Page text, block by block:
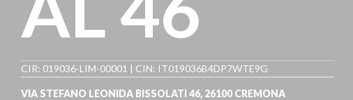
CIR: 019036-LIM-00001 | CIN: IT019036B4DP7WTE9G
VIA STEFANO LEONIDA BISSOLATI 46, 26100 CREMONA